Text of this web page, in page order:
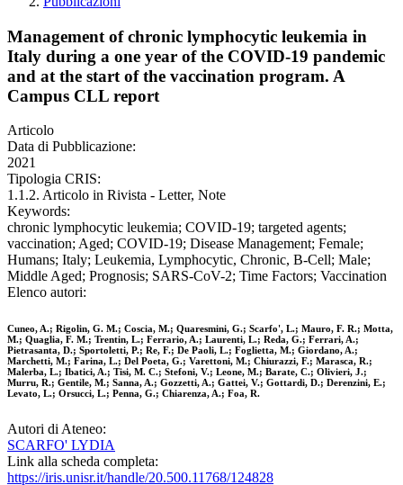
Management of chronic lymphocytic leukemia in
Italy during a one year of the COVID-19 pandemic
and at the start of the vaccination program. A
Campus CLL report
Articolo
Data di Pubblicazione:
2021
Tipologia CRIS:
1.1.2. Articolo in Rivista - Letter, Note
Keywords:
chronic lymphocytic leukemia; COVID-19; targeted agents;
vaccination; Aged; COVID-19; Disease Management; Female;
Humans; Italy; Leukemia, Lymphocytic, Chronic, B-Cell; Male;
Middle Aged; Prognosis; SARS-CoV-2; Time Factors; Vaccination
Elenco autori:
Cuneo, A.; Rigolin, G. M.; Coscia, M.; Quaresmini, G.; Scarfo', L.; Mauro, F. R.; Motta,
M.; Quaglia, F. M.; Trentin, L.; Ferrario, A.; Laurenti, L.; Reda, G.; Ferrari, A.;
Pietrasanta, D.; Sportoletti, P.; Re, F.; De Paoli, L.; Foglietta, M.; Giordano, A.;
Marchetti, M.; Farina, L.; Del Poeta, G.; Varettoni, M.; Chiurazzi, F.; Marasca, R.;
Malerba, L.; Ibatici, A.; Tisi, M. C.; Stefoni, V.; Leone, M.; Barate, C.; Olivieri, J.;
Murru, R.; Gentile, M.; Sanna, A.; Gozzetti, A.; Gattei, V.; Gottardi, D.; Derenzini, E.;
Levato, L.; Orsucci, L.; Penna, G.; Chiarenza, A.; Foa, R.
Autori di Ateneo:
SCARFO' LYDIA
Link alla scheda completa:
https://iris.unisr.it/handle/20.500.11768/124828